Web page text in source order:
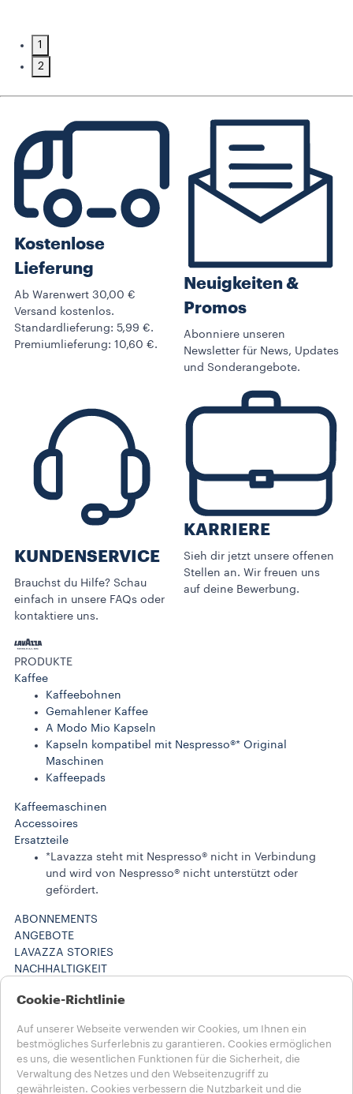
1
2
Kostenlose
Lieferung
Ab Warenwert 30,00 €
Versand kostenlos.
Standardlieferung: 5,99 €.
Premiumlieferung: 10,60 €.
Neuigkeiten &
Promos​
Abonniere unseren
Newsletter für News, Updates
und Sonderangebote.
KUNDENSERVICE​
Brauchst du Hilfe? Schau
einfach in unsere FAQs oder
kontaktiere uns.
KARRIERE
Sieh dir jetzt unsere offenen
Stellen an. Wir freuen uns
auf deine Bewerbung.
PRODUKTE
Kaffee
Kaffeebohnen
Gemahlener Kaffee
A Modo Mio Kapseln
Kapseln kompatibel mit Nespresso®* Original
Maschinen
Kaffeepads
Kaffeemaschinen
Accessoires
Ersatzteile
*Lavazza steht mit Nespresso® nicht in Verbindung
und wird von Nespresso® nicht unterstützt oder
gefördert.
ABONNEMENTS
ANGEBOTE
LAVAZZA STORIES
NACHHALTIGKEIT
Maschinenregistrierung
FAQs
Kontakt
Karriere
Datenschutz & AGB​
Cookie-Richtlinie
Auf unserer Webseite verwenden wir Cookies, um Ihnen ein
bestmögliches Surferlebnis zu garantieren. Cookies ermöglichen
es uns, die wesentlichen Funktionen für die Sicherheit, die
Verwaltung des Netzes und den Webseitenzugriff zu
gewährleisten. Cookies verbessern die Nutzbarkeit und die